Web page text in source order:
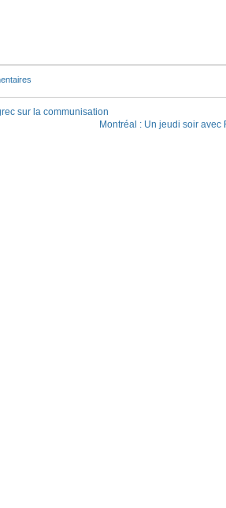
sur la communisation
Montréal : Un jeudi soir